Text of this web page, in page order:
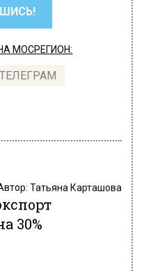
МОСРЕГИОН:
ТЕЛЕГРАМ
Татьяна Карташова
30%